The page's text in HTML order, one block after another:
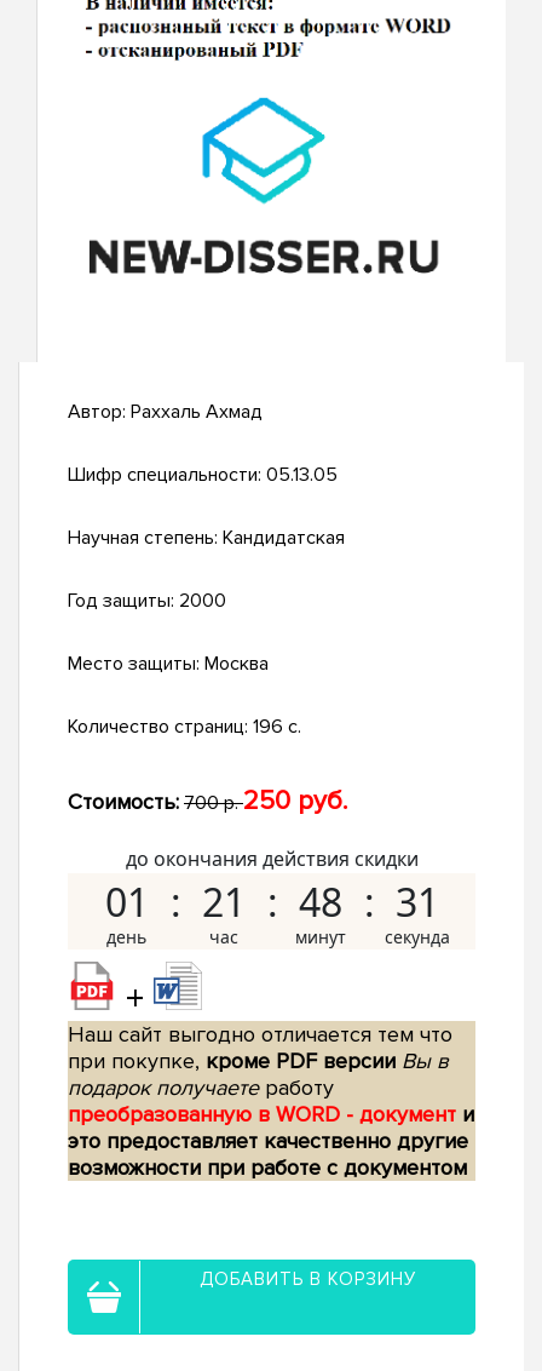
Автор: Раххаль Ахмад
Шифр специальности: 05.13.05
Научная степень: Кандидатская
Год защиты: 2000
Место защиты: Москва
Количество страниц: 196 с.
Стоимость: 700 р.250 руб.
до окончания действия скидки
01 21 48 30
+
Наш сайт выгодно отличается тем что
при покупке, кроме PDF версии Вы в
подарок получаетеработу
преобразованную в WORD - документ и
это предоставляет качественно другие
возможности при работе с документом
ДОБАВИТЬ В КОРЗИНУ